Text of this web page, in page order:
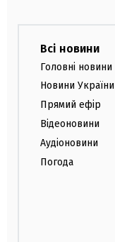
Всі новини
Головні новини
Новини України
Прямий ефір
Відеоновини
Аудіоновини
Погода